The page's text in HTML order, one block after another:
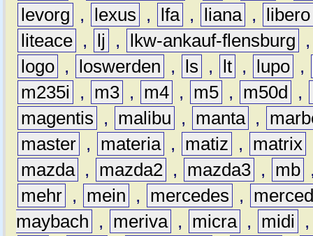
levorg
, lexus , lfa , liana ,
libero
liteace , lj , lkw-ankauf-flensburg
logo , loswerden , ls , lt , lupo ,
m235i
, m3 , m4 , m5 , m50d ,
magentis
, malibu , manta ,
master , materia , matiz , matrix
mazda , mazda2 , mazda3 , mb
mehr , mein , mercedes ,
maybach
, meriva , micra , midi